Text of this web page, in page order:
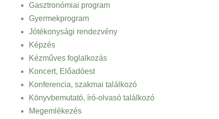
Gasztronómiai program
Gyermekprogram
Jótékonysági rendezvény
Képzés
Kézműves foglalkozás
Koncert, Előadóest
Konferencia, szakmai találkozó
Könyvbemutató, író-olvasó találkozó
Megemlékezés